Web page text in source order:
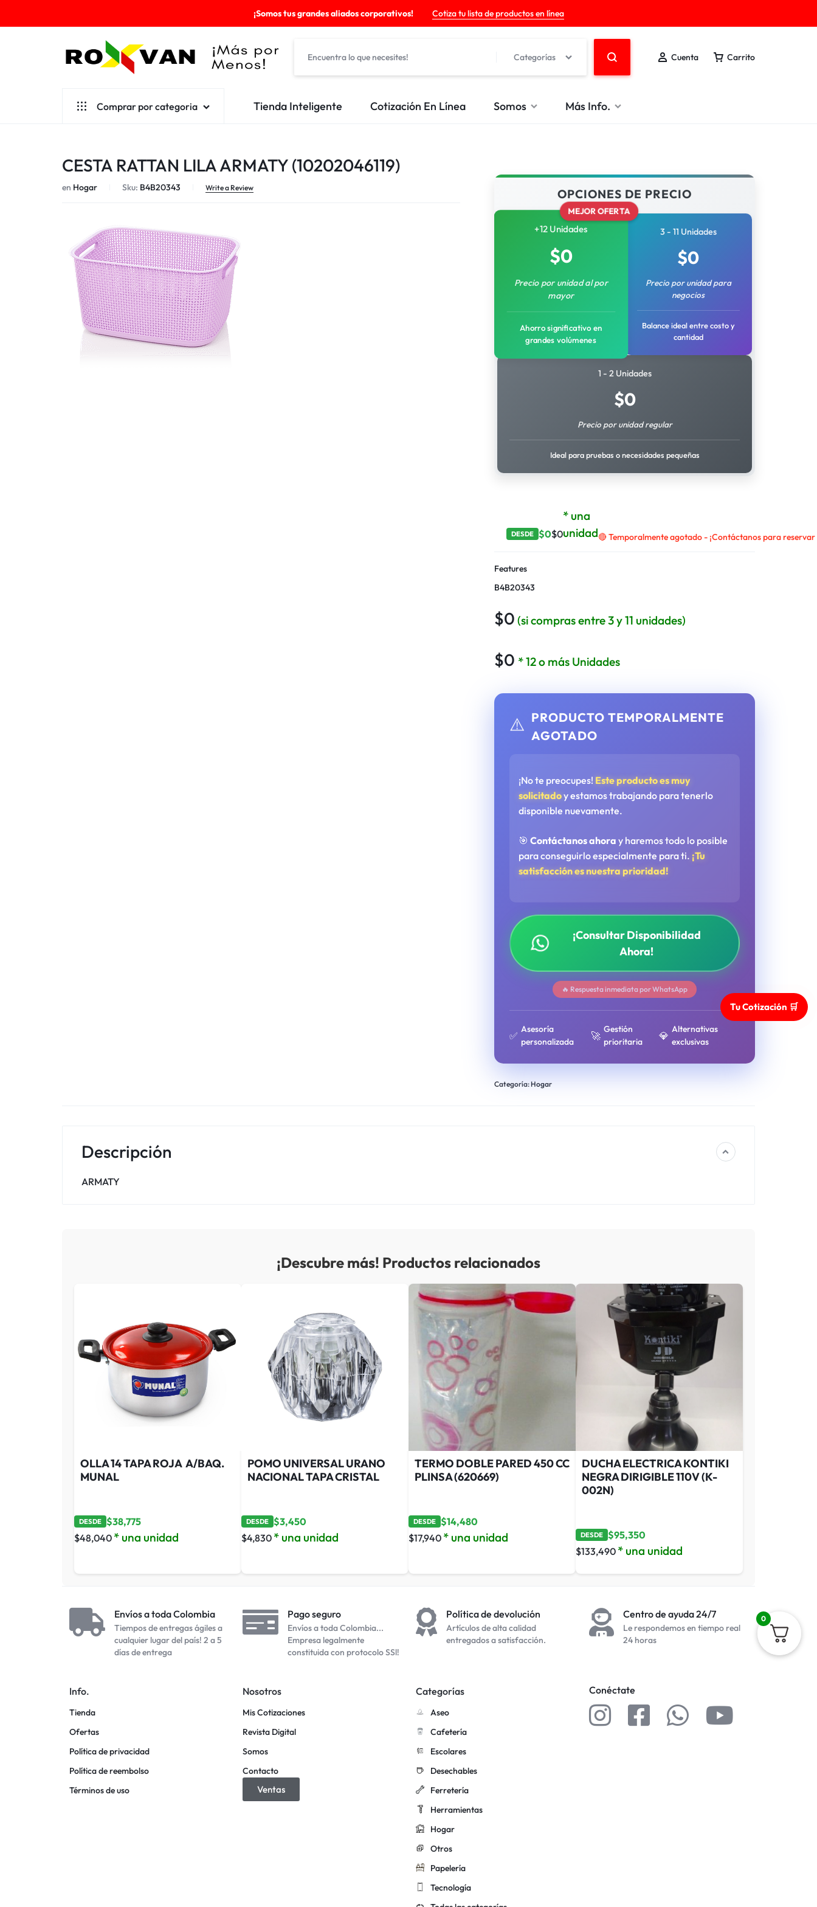
¡Somos tus grandes aliados corporativos! Cotiza tu lista de productos en línea
¡MÁS
MENOS!
Categorías Cuenta Carrito
Comprar por categoria
Cafetería
Escolares
Ferretería
Herramientas
Hogar
Otros
Papelería
Tienda Inteligente Cotización En Línea Somos Más Info.
CESTA RATTAN LILA ARMATY (10202046119)
en Hogar Sku: B4B20343 Write a Review OPCIONES DE PRECIO
MEJOR OFERTA
+12 Unidades
$0
Precio por unidad al por
mayor
Ahorro significativo en
grandes volúmenes
3 - 11 Unidades
$0
Precio por unidad para
negocios
Balance ideal entre costo y
cantidad
1 - 2 Unidades
$0
Precio por unidad regular
Ideal para pruebas o necesidades pequeñas
DESDE $0$0
* una
unidad🔴 Temporalmente agotado - ¡Contáctanos para reservar
Features
B4B20343
$0 (si compras entre 3 y 11 unidades)
$0 * 12 o más Unidades
⚠️ PRODUCTO TEMPORALMENTE
AGOTADO
¡No te preocupes! Este producto es muy
solicitadoy estamos trabajando para tenerlo
disponible nuevamente.
🎯Contáctanos ahora y haremos todo lo posible
para conseguirlo especialmente para ti. ¡Tu
satisfacción es nuestra prioridad!
¡Consultar Disponibilidad
Ahora!
🔥 Respuesta inmediata por WhatsApp
✅
Asesoría
personalizada
🚀
Gestión
prioritaria
💎
Alternativas
exclusivas
Categoría: Hogar
Descripción
ARMATY
¡Descubre más! Productos relacionados
OLLA 14 TAPA ROJA A/BAQ.
MUNAL
DESDE $38,775
$48,040 * una unidad
POMO UNIVERSAL URANO
NACIONAL TAPA CRISTAL
DESDE $3,450
$4,830 * una unidad
TERMO DOBLE PARED 450 CC
PLINSA (620669)
DESDE $14,480
$17,940 * una unidad
DUCHA ELECTRICA KONTIKI
NEGRA DIRIGIBLE 110V (K-
002N)
DESDE $95,350
$133,490 * una unidad
Envíos a toda Colombia
Tiempos de entregas ágiles a
cualquier lugar del país! 2 a 5
días de entrega
Pago seguro
Envíos a toda Colombia...
Empresa legalmente
constituida con protocolo SSl!
Política de devolución
Artículos de alta calidad
entregados a satisfacción.
Centro de ayuda 24/7
Le respondemos en tiempo real
24 horas
Info.
Tienda
Ofertas
Política de privacidad
Política de reembolso
Términos de uso
Nosotros
Mis Cotizaciones
Revista Digital
Somos
Contacto
Ventas
Categorías
Aseo
Cafetería
Escolares
Desechables
Ferretería
Herramientas
Hogar
Otros
Papelería
Tecnología
Conéctate
Tu Cotización 🛒
0